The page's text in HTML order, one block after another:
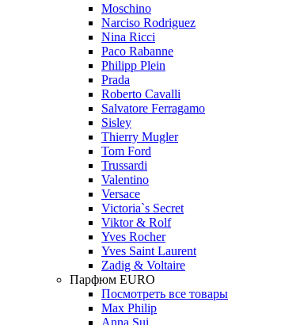
Moschino
Narciso Rodriguez
Nina Ricci
Paco Rabanne
Philipp Plein
Prada
Roberto Cavalli
Salvatore Ferragamo
Sisley
Thierry Mugler
Tom Ford
Trussardi
Valentino
Versace
Victoria`s Secret
Viktor & Rolf
Yves Rocher
Yves Saint Laurent
Zadig & Voltaire
Парфюм EURO
Посмотреть все товары
Max Philip
Anna Sui